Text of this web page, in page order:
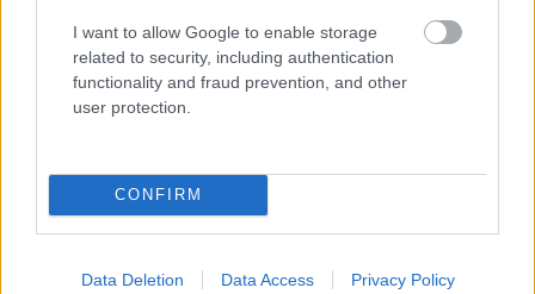
I want to allow Google to enable storage
related to security, including authentication
functionality and fraud prevention, and other
user protection.
CONFIRM
Data Deletion Data Access Privacy Policy
Aki szintén nem volt rossz pasi régen
Fotó: Donaldson Collection / Europress / Getty
Jön még kép!